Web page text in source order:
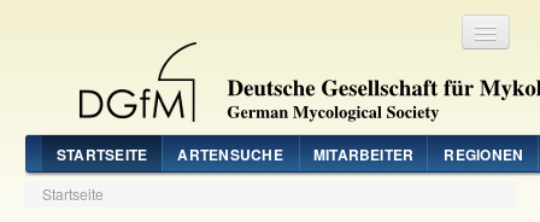
STARTSEITE ARTENSUCHE MITARBEITER REGIONEN
Startseite